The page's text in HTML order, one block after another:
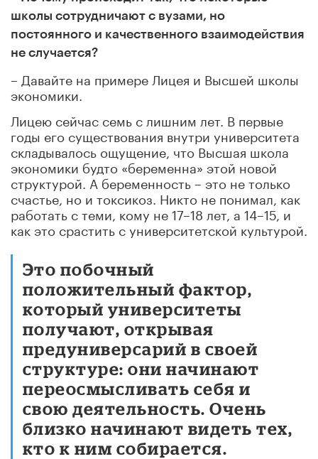
школы сотрудничают с вузами, но
постоянного и качественного взаимодействия
не случается?
– Давайте на примере Лицея и Высшей школы
экономики.
Лицею сейчас семь с лишним лет. В первые
годы его существования внутри университета
складывалось ощущение, что Высшая школа
экономики будто «беременна» этой новой
структурой. А беременность – это не только
счастье, но и токсикоз. Никто не понимал, как
работать с теми, кому не 17–18 лет, а 14–15, и
как это срастить с университетской культурой.
Это побочный
положительный фактор,
который университеты
получают, открывая
предуниверсарий в своей
структуре: они начинают
переосмысливать себя и
свою деятельность. Очень
близко начинают видеть тех,
кто к ним собирается.